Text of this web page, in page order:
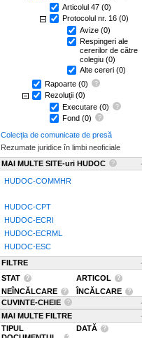
Articolul 47 (0)
Protocolul nr. 16 (0)
Avize (0)
Respingeri ale
cererilor de către
colegiu (0)
Alte cereri (0)
Rapoarte (0)
Rezoluții (0)
Executare (0)
Fond (0)
Colecția de comunicate de presă
Rezumate juridice în limbi neoficiale
MAI MULTE SITE-uri HUDOC
HUDOC-COMMHR
HUDOC-CPT
HUDOC-ECRI
HUDOC-ECRML
HUDOC-ESC
FILTRE
STAT
ARTICOL
NEÎNCĂLCARE
ÎNCĂLCARE
CUVINTE-CHEIE
MAI MULTE FILTRE
TIPUL
DATĂ